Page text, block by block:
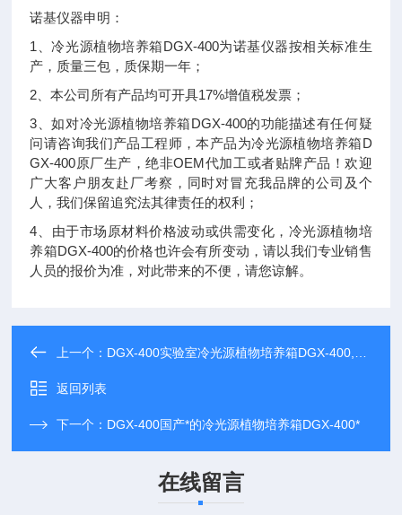
诺基仪器申明：
1、冷光源植物培养箱DGX-400为诺基仪器按相关标准生
产，质量三包，质保期一年；
2、本公司所有产品均可开具17%增值税发票；
3、如对冷光源植物培养箱DGX-400的功能描述有任何疑
问请咨询我们产品工程师，本产品为冷光源植物培养箱D
GX-400原厂生产，绝非OEM代加工或者贴牌产品！欢迎
广大客户朋友赴厂考察，同时对冒充我品牌的公司及个
人，我们保留追究法其律责任的权利；
4、由于市场原材料价格波动或供需变化，冷光源植物培
养箱DGX-400的价格也许会有所变动，请以我们专业销售
人员的报价为准，对此带来的不便，请您谅解。
上一个： DGX-400实验室冷光源植物培养箱DGX-400,质量可靠
返回列表
下一个： DGX-400国产*的冷光源植物培养箱DGX-400*
在线留言